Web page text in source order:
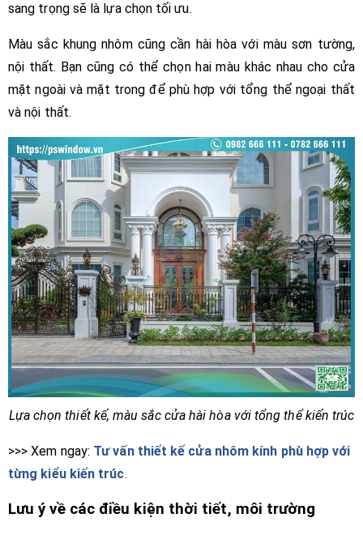
sang trọng sẽ là lựa chọn tối ưu.
Màu sắc khung nhôm cũng cần hài hòa với màu sơn tường,
nội thất. Bạn cũng có thể chọn hai màu khác nhau cho cửa
mặt ngoài và mặt trong để phù hợp với tổng thể ngoại thất
và nội thất.
Lựa chọn thiết kế, màu sắc cửa hài hòa với tổng thể kiến trúc
>>> Xem ngay: Tư vấn thiết kế cửa nhôm kính phù hợp với
từng kiểu kiến trúc.
Lưu ý về các điều kiện thời tiết, môi trường